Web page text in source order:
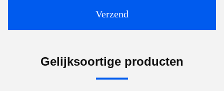
Verzend
Gelijksoortige producten